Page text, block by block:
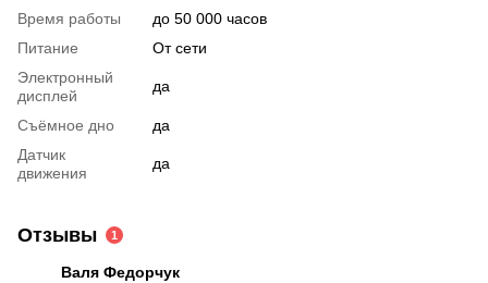
Время работы
до 50 000 часов
Питание
От сети
Электронный
дисплей
да
Съёмное дно
да
Датчик
движения
да
Отзывы 1
Валя Федорчук